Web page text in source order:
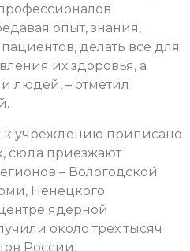
опыт, знания,
делать всё для
их здоровья, а
людей, – отметил
к учреждению приписано
сюда приезжают
– Вологодской
Ненецкого
ядерной
около трех тысяч
России.